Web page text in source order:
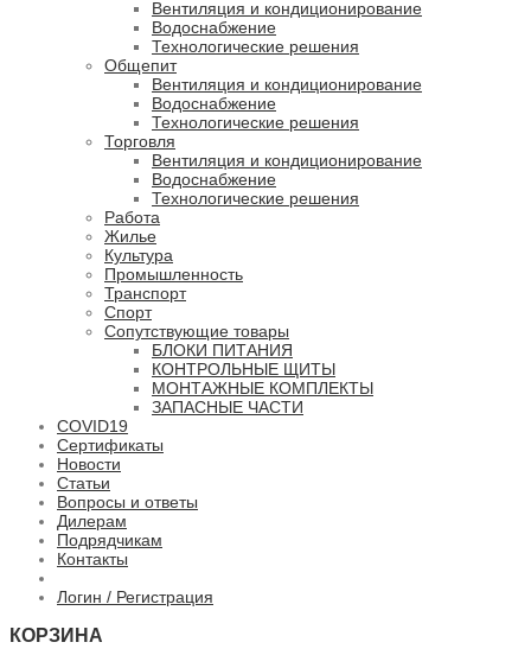
Вентиляция и кондиционирование
Водоснабжение
Технологические решения
Общепит
Вентиляция и кондиционирование
Водоснабжение
Технологические решения
Торговля
Вентиляция и кондиционирование
Водоснабжение
Технологические решения
Работа
Жилье
Культура
Промышленность
Транспорт
Спорт
Сопутствующие товары
БЛОКИ ПИТАНИЯ
КОНТРОЛЬНЫЕ ЩИТЫ
МОНТАЖНЫЕ КОМПЛЕКТЫ
ЗАПАСНЫЕ ЧАСТИ
COVID19
Сертификаты
Новости
Статьи
Вопросы и ответы
Дилерам
Подрядчикам
Контакты
Логин / Регистрация
КОРЗИНА